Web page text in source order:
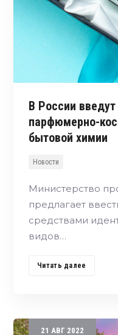
В России
парфюмерно-
бытовой химии
Новости
Министерство
предлагает
средствами
видов…
Читать далее
21 АВГ 2022